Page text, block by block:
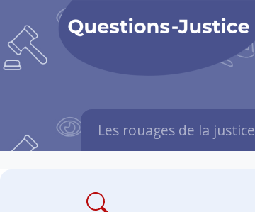
Les rouages de la justice